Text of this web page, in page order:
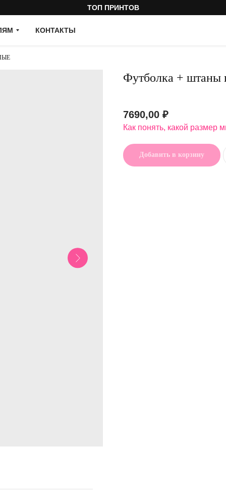
КОНТАКТЫ
ТОП ПРИНТОВ
Футболка + штаны
7690,00 ₽
Как понять, какой размер
Добавить в корзину